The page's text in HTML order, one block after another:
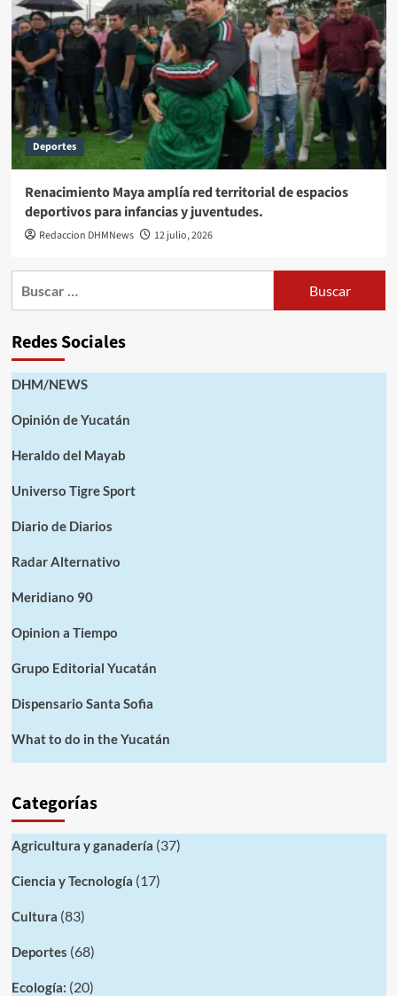
Deportes
Renacimiento Maya amplía red territorial de espacios
deportivos para infancias y juventudes.
Redaccion DHMNews 12 julio, 2026
Redes Sociales
DHM/NEWS
Opinión de Yucatán
Heraldo del Mayab
Universo Tigre Sport
Diario de Diarios
Radar Alternativo
Meridiano 90
Opinion a Tiempo
Grupo Editorial Yucatán
Dispensario Santa Sofia
What to do in the Yucatán
Categorías
Agricultura y ganadería (37)
Ciencia y Tecnología (17)
Cultura (83)
Deportes (68)
Ecología: (20)